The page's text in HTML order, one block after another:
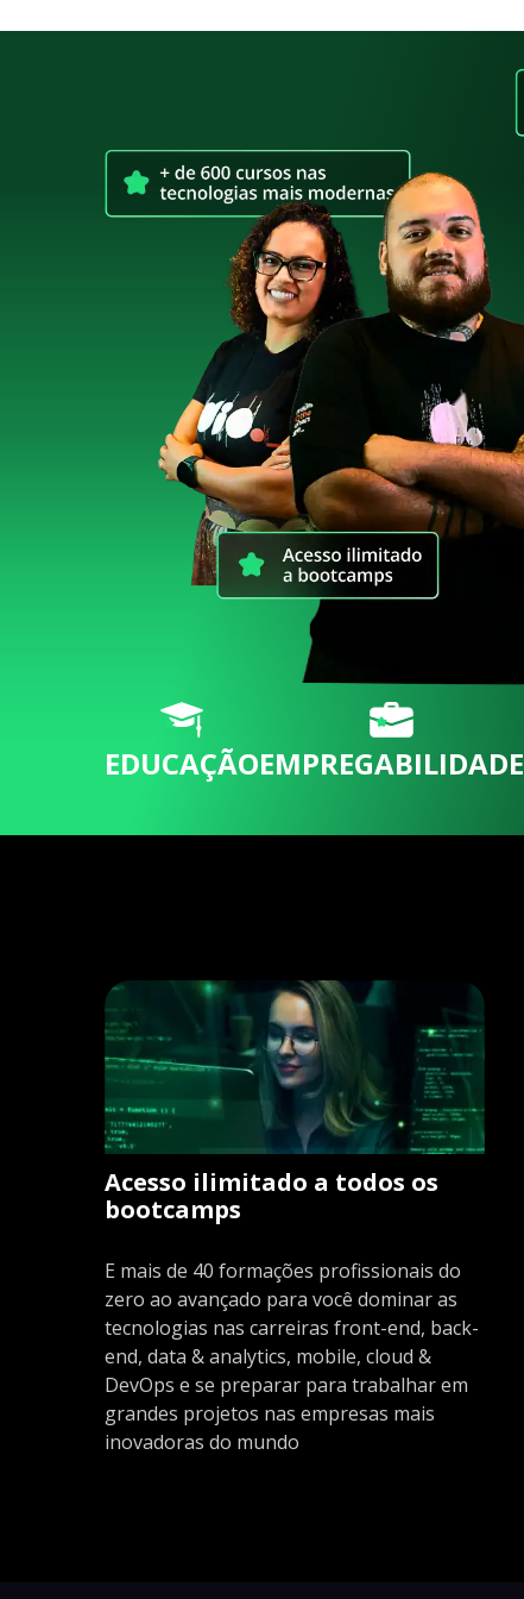
EDUCAÇÃOEMPREGABILIDADE
Acesso ilimitado a todos os
bootcamps
E mais de 40 formações profissionais do
zero ao avançado para você dominar as
tecnologias nas carreiras front-end, back-
end, data & analytics, mobile, cloud &
DevOps e se preparar para trabalhar em
grandes projetos nas empresas mais
inovadoras do mundo